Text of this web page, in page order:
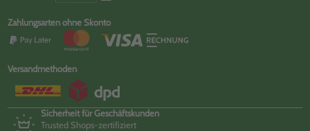
Zahlungsarten ohne Skonto
Versandmethoden
Sicherheit für Geschäftskunden
Trusted Shops-zertifiziert